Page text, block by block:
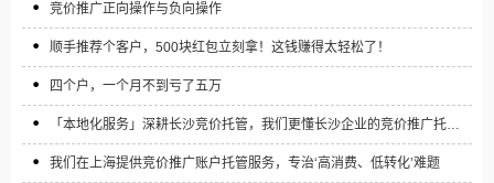
竞价推广正向操作与负向操作
顺手推荐个客户，500块红包立刻拿！这钱赚得太轻松了！
四个户，一个月不到亏了五万
「本地化服务」深耕长沙竞价托管，我们更懂长沙企业的竞价推广托管
我们在上海提供竞价推广账户托管服务，专治‘高消费、低转化’难题